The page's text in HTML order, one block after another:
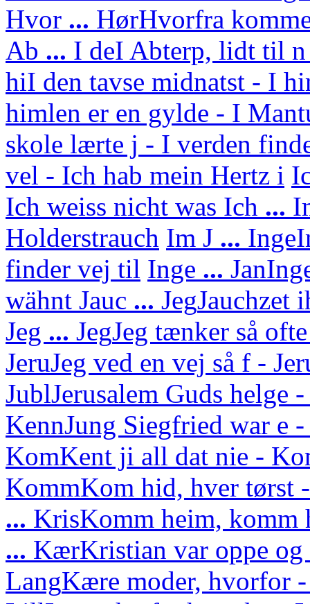
Hvor ... HørHvorfra
Ab ... I deI Abterp, lidt til n
hiI den tavse midnatst - I
himlen er en gylde - I
skole lærte j - I verden
vel - Ich hab mein Hertz i
Ich weiss nicht was Ich ...
Holderstrauch Im J ... Inge
finder vej til Inge ... Jan
wähnt Jauc ... JegJauchzet
Jeg ... JegJeg tænker så
JeruJeg ved en vej så f -
JublJerusalem Guds helge
KennJung Siegfried war e
KomKent ji all dat nie -
KommKom hid, hver tørst
... KrisKomm heim, komm
... KærKristian var oppe
LangKære moder, hvorfor